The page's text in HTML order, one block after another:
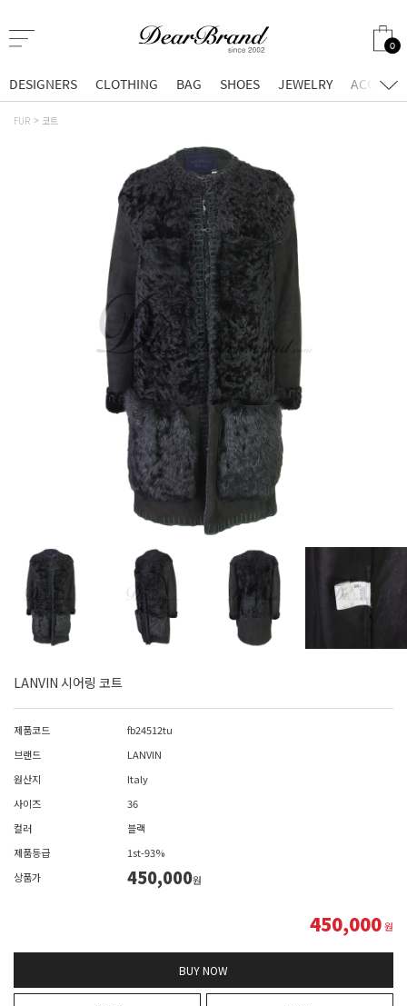
0
DESIGNERS CLOTHING BAG SHOES JEWELRY
FUR 코트
LANVIN 시어링 코트
제품코드
fb24512tu
브랜드
LANVIN
원산지
Italy
사이즈
36
컬러
블랙
제품등급
1st-93%
상품가
450,000원
450,000원
BUY NOW